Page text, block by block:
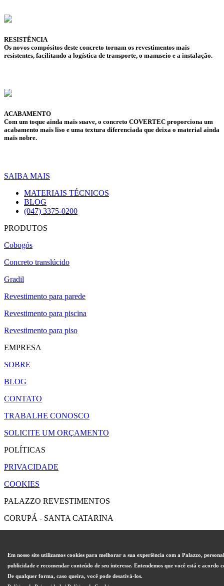
RESISTÊNCIA
Os novos compósitos deste concreto tornam os revestimentos mais
resistentes, facilitando a logística de transporte, o manuseio e a instalação.
ACABAMENTO
Com um toque ainda mais suave, o concreto COVERTEC proporciona um
acabamento mais liso e uma textura diferenciada que deixa o material ainda
mais nobre.
SAIBA MAIS
MATERIAIS TÉCNICOS
BLOG
(047) 3375-0200
PRODUTOS
Cobogós
Concreto translúcido
Gradil
Revestimento para parede
Revestimento para piscina
Revestimento para piso
EMPRESA
SOBRE
BLOG
CONTATO
TRABALHE CONOSCO
SOLICITE UM ORÇAMENTO
POLÍTICAS
PRIVACIDADE
COOKIES
PALAZZO REVESTIMENTOS
CORUPÁ - SANTA CATARINA
Em nosso site utilizamos cookies para melhorar a sua experiência com a Palazzo,
publicidade e recomendar conteúdo de seu interesse. Entendemos que você está e acordo
De qualquer forma, caso queira, você pode desativá-los.